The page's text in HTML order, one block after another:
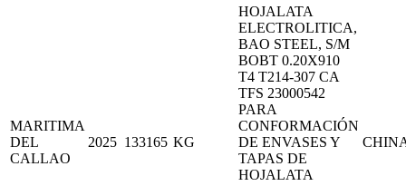
MARITIMA
DEL
CALLAO
2025 133165 KG
HOJALATA
ELECTROLITICA,
BAO STEEL, S/M
BOBT 0.20X910
T4 T214-307 CA
TFS 23000542
PARA
CONFORMACIÓN
DE ENVASES Y
TAPAS DE
HOJALATA